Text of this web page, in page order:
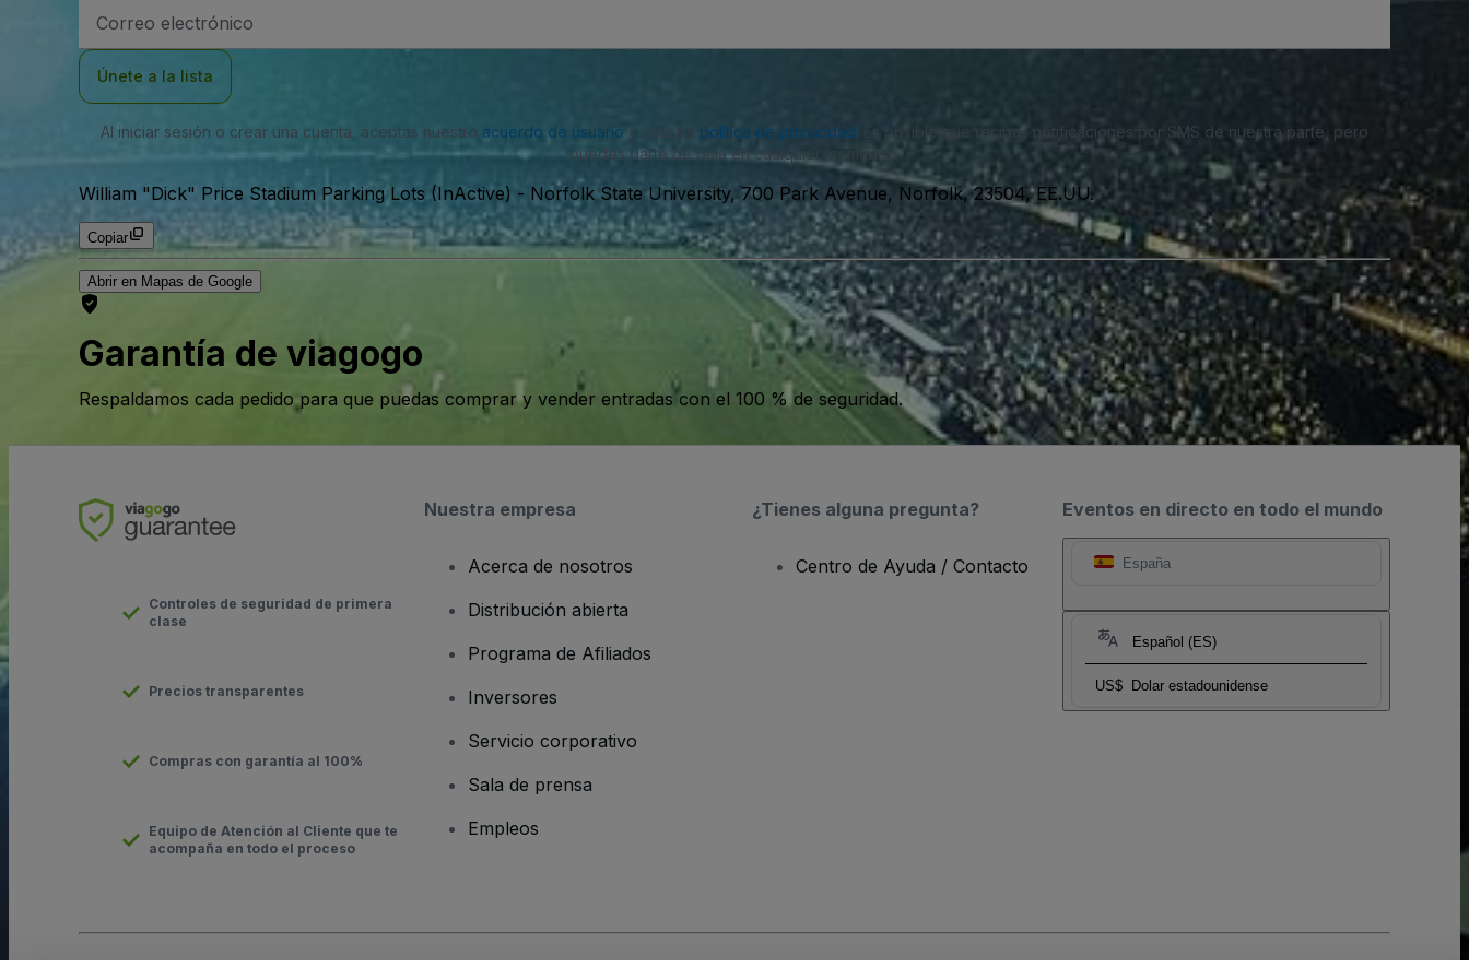
de
Únete a la lista
Al iniciar sesión o crear una cuenta, aceptas nuestro acuerdo de usuarioy nuestra política de privacidad . Es posible que recibas notificaciones por SMS de nuestra parte, pero
puedes darte de baja en cualquier momento.
William "Dick" Price Stadium Parking Lots (InActive) - Norfolk State University, 700 Park Avenue, Norfolk, 23504, EE.UU.
Copiar
Abrir en Mapas de Google
Garantía de viagogo
Respaldamos cada pedido para que puedas comprar y vender entradas con el 100 % de seguridad.
Eventos en directo en todo el mundo
España
Español (ES)
US$ Dolar estadounidense
Controles de seguridad de primera
clase
Precios transparentes
Compras con garantía al 100%
Equipo de Atención al Cliente que te
acompaña en todo el proceso
Nuestra empresa
Acerca de nosotros
Distribución abierta
Programa de Afiliados
Inversores
Servicio corporativo
Sala de prensa
Empleos
¿Tienes alguna pregunta?
Centro de Ayuda / Contacto